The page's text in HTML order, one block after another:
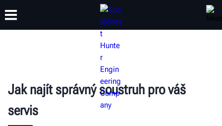
Jak najít správný soustruh pro váš
servis